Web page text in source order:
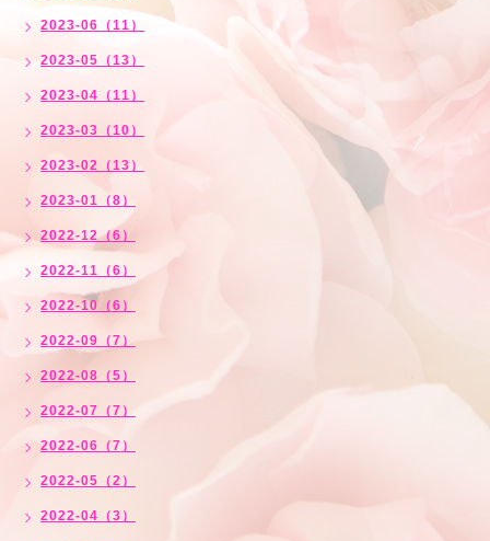
2023-06（11）
2023-05（13）
2023-04（11）
2023-03（10）
2023-02（13）
2023-01（8）
2022-12（6）
2022-11（6）
2022-10（6）
2022-09（7）
2022-08（5）
2022-07（7）
2022-06（7）
2022-05（2）
2022-04（3）